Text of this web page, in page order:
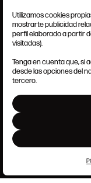
Utilizamos cookies
mostrarte publicidad
perfil elaborado a partir
visitadas).
Tenga en cuenta que, si
desde las opciones del
tercero.